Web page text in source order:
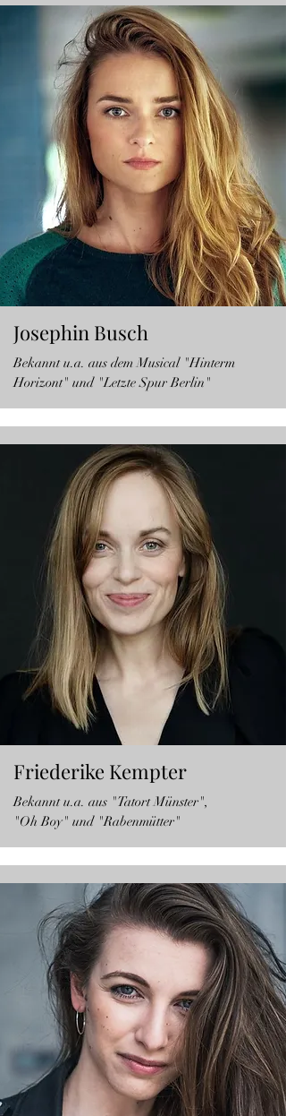
Josephin Busch
Bekannt u.a. aus dem Musical "Hinterm
Horizont" und "Letzte Spur Berlin"
Friederike Kempter
Bekannt u.a. aus "Tatort Münster",
"Oh Boy" und "Rabenmütter"